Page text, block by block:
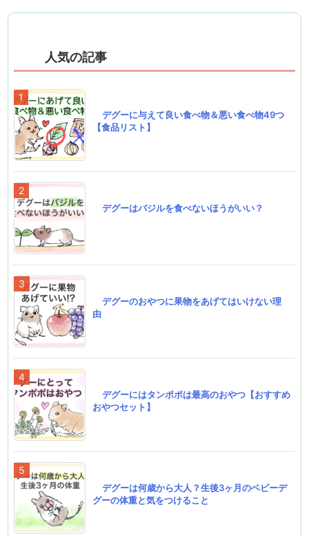
人気の記事
デグーに与えて良い食べ物＆悪い食べ物49つ
【食品リスト】
デグーはバジルを食べないほうがいい？
デグーのおやつに果物をあげてはいけない理
由
デグーにはタンポポは最高のおやつ【おすすめ
おやつセット】
デグーは何歳から大人？生後3ヶ月のベビーデ
グーの体重と気をつけること